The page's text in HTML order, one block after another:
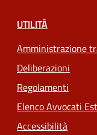
UTILITÀ
Amministrazione
Deliberazioni
Regolamenti
Elenco Avvocati
Accessibilità